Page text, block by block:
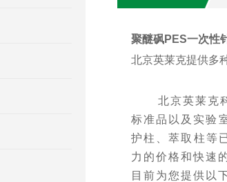
聚醚砜PES一次性
北京英莱克提供多
北京英莱克
标准品以及实验
护柱、萃取柱等
力的价格和快速
目前为您提供以